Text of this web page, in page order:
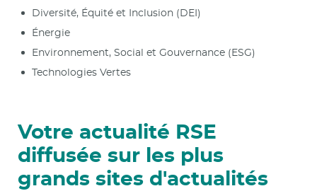
Diversité, Équité et Inclusion (DEI)
Énergie
Environnement, Social et Gouvernance (ESG)
Technologies Vertes
Votre actualité RSE
diffusée sur les plus
grands sites d'actualités